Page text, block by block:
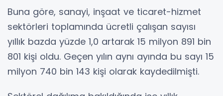
Buna göre, sanayi, inşaat ve ticaret-hizmet
sektörleri toplamında ücretli çalışan sayısı
yıllık bazda yüzde 1,0 artarak 15 milyon 891 bin
801 kişi oldu. Geçen yılın aynı ayında bu sayı 15
milyon 740 bin 143 kişi olarak kaydedilmişti.